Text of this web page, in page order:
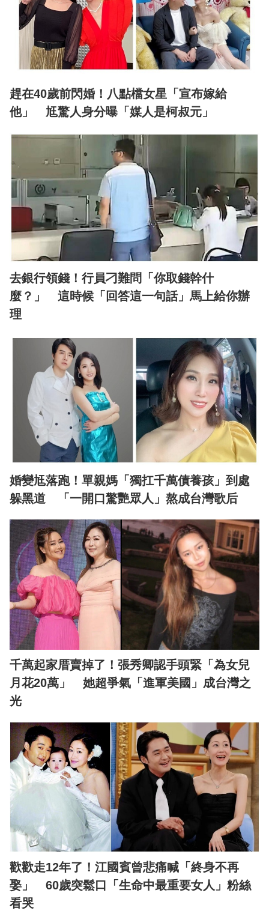
趕在40歲前閃婚！八點檔女星「宣布嫁給
他」 尪驚人身分曝「媒人是柯叔元」
去銀行領錢！行員刁難問「你取錢幹什
麼？」 這時候「回答這一句話」馬上給你辦
理
婚變尪落跑！單親媽「獨扛千萬債養孩」到處
躲黑道 「一開口驚艷眾人」熬成台灣歌后
千萬起家厝賣掉了！張秀卿認手頭緊「為女兒
月花20萬」 她超爭氣「進軍美國」成台灣之
光
歡歡走12年了！江國賓曾悲痛喊「終身不再
娶」 60歲突鬆口「生命中最重要女人」粉絲
看哭